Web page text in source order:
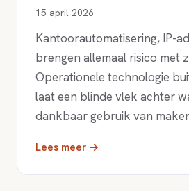
15 april 2026
Kantoorautomatisering, IP-
brengen allemaal risico met
Operationele technologie
laat een blinde vlek achter
dankbaar gebruik van
Lees meer →